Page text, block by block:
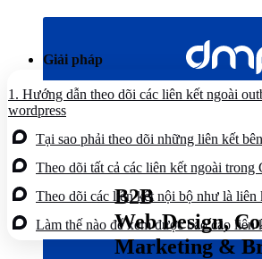
dung
Giải pháp
B2B
Web Design,
Marketing &
1. Hướng dẫn theo dõi các liên kết ngoài
wordpress
Tại sao phải theo dõi những liên kết
WordPress?
Theo dõi tất cả các liên kết ngoài
Theo dõi các liên kết nội bộ như là liên
Làm thế nào để xem được báo cáo liên
Analytics